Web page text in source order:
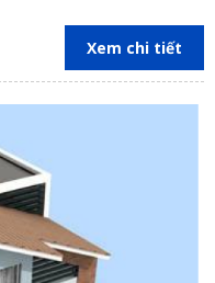
Xem chi tiết